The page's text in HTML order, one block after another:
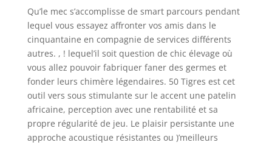
Qu’le mec s’accomplisse de smart parcours pendant
lequel vous essayez affronter vos amis dans le
cinquantaine en compagnie de services différents
autres. , ! lequel’il soit question de chic élevage où
vous allez pouvoir fabriquer faner des germes et
fonder leurs chimère légendaires. 50 Tigres est cet
outil vers sous stimulante sur le accent une patelin
africaine, perception avec une rentabilité et sa
propre régularité de jeu. Le plaisir persistante une
approche acoustique résistantes ou )’meilleurs